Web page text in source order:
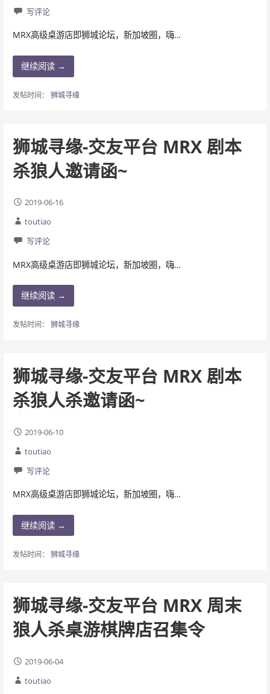
写评论
MRX高级桌游店即狮城论坛，新加坡圈，嗨…
继续阅读 →
发帖时间： 狮城寻缘
狮城寻缘-交友平台 MRX 剧本
杀狼人邀请函~
2019-06-16
toutiao
写评论
MRX高级桌游店即狮城论坛，新加坡圈，嗨…
继续阅读 →
发帖时间： 狮城寻缘
狮城寻缘-交友平台 MRX 剧本
杀狼人杀邀请函~
2019-06-10
toutiao
写评论
MRX高级桌游店即狮城论坛，新加坡圈，嗨…
继续阅读 →
发帖时间： 狮城寻缘
狮城寻缘-交友平台 MRX 周末
狼人杀桌游棋牌店召集令
2019-06-04
toutiao